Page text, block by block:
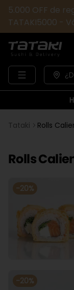
5.000 OFF de
TATAKI5000 -
Tataki Rolls
Rolls
-20%
-20%